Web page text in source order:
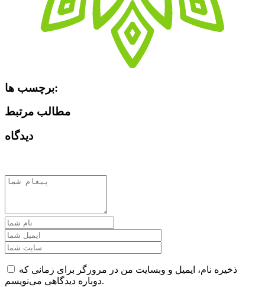
برچسب ها:
مطالب مرتبط
دیدگاه
ذخیره نام، ایمیل و وبسایت من در مرورگر برای زمانی که
دوباره دیدگاهی می‌نویسم.